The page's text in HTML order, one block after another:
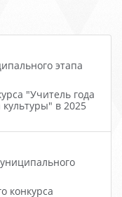
этапа
"Учитель года
в 2025
конкурса